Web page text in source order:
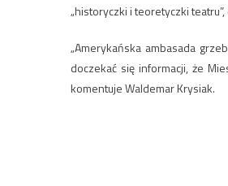
„historyczki i teoretyczki
„Amerykańska ambasada
doczekać się informacji, że
komentuje Waldemar Krysiak.